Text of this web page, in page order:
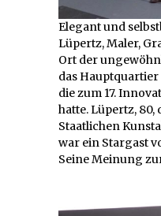
Elegant und
Lüpertz, Maler,
Ort der
das
die zum 17.
hatte. Lüpertz, 80,
Staatlichen
war ein Stargast
Seine Meinung